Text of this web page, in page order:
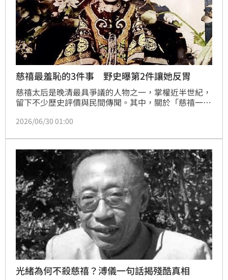
慈禧最羞恥的3件事 野史曝第2件讓她反胃
慈禧太后是晚清最具爭議的人物之一，掌權近半世紀，
留下不少歷史評價與民間傳聞。其中，關於「慈禧一生
幾段往事格外避諱，尤其第二件與逃亡生活有關，更被
史與民間說法，並非皆有正史佐證。（記者唐家興）
2026/06/30 01:00
光緒為何不殺慈禧？溥儀一句話揭殘酷真相